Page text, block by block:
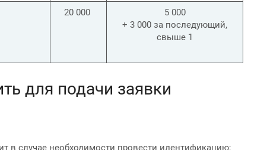
20 000
5 000
+ 3 000 за последующий,
свыше 1
для подачи заявки
в случае необходимости провести идентификацию;